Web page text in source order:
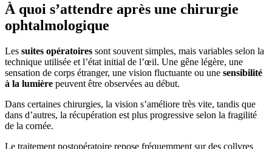
À quoi s’attendre après une chirurgie
ophtalmologique
Les suites opératoires sont souvent simples, mais variables selon la
technique utilisée et l’état initial de l’œil. Une gêne légère, une
sensation de corps étranger, une vision fluctuante ou une sensibilité
à la lumière peuvent être observées au début.
Dans certaines chirurgies, la vision s’améliore très vite, tandis que
dans d’autres, la récupération est plus progressive selon la fragilité
de la cornée.
Le traitement postopératoire repose fréquemment sur des collyres